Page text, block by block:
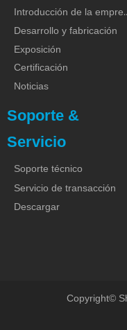
Desarrollo y fabricación
Exposición
Certificación
Noticias
Soporte &
Servicio
Soporte técnico
Servicio de transacción
Descargar
Copyright©